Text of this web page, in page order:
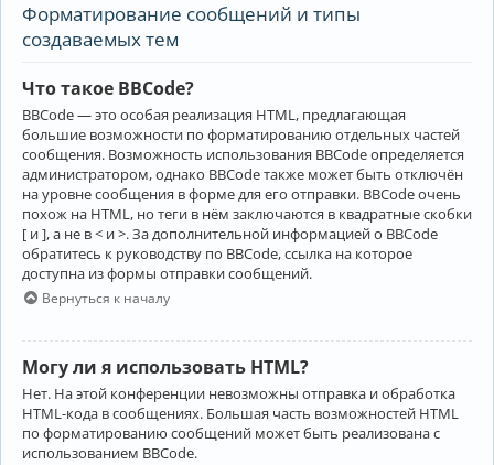
Форматирование сообщений и типы
создаваемых тем
Что такое BBCode?
BBCode — это особая реализация HTML, предлагающая
большие возможности по форматированию отдельных частей
сообщения. Возможность использования BBCode определяется
администратором, однако BBCode также может быть отключён
на уровне сообщения в форме для его отправки. BBCode очень
похож на HTML, но теги в нём заключаются в квадратные скобки
[ и ], а не в < и >. За дополнительной информацией о BBCode
обратитесь к руководству по BBCode, ссылка на которое
доступна из формы отправки сообщений.
Вернуться к началу
Могу ли я использовать HTML?
Нет. На этой конференции невозможны отправка и обработка
HTML-кода в сообщениях. Большая часть возможностей HTML
по форматированию сообщений может быть реализована с
использованием BBCode.